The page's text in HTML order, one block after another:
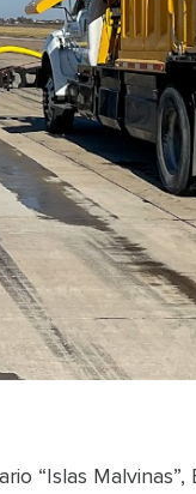
“Islas Malvinas”,